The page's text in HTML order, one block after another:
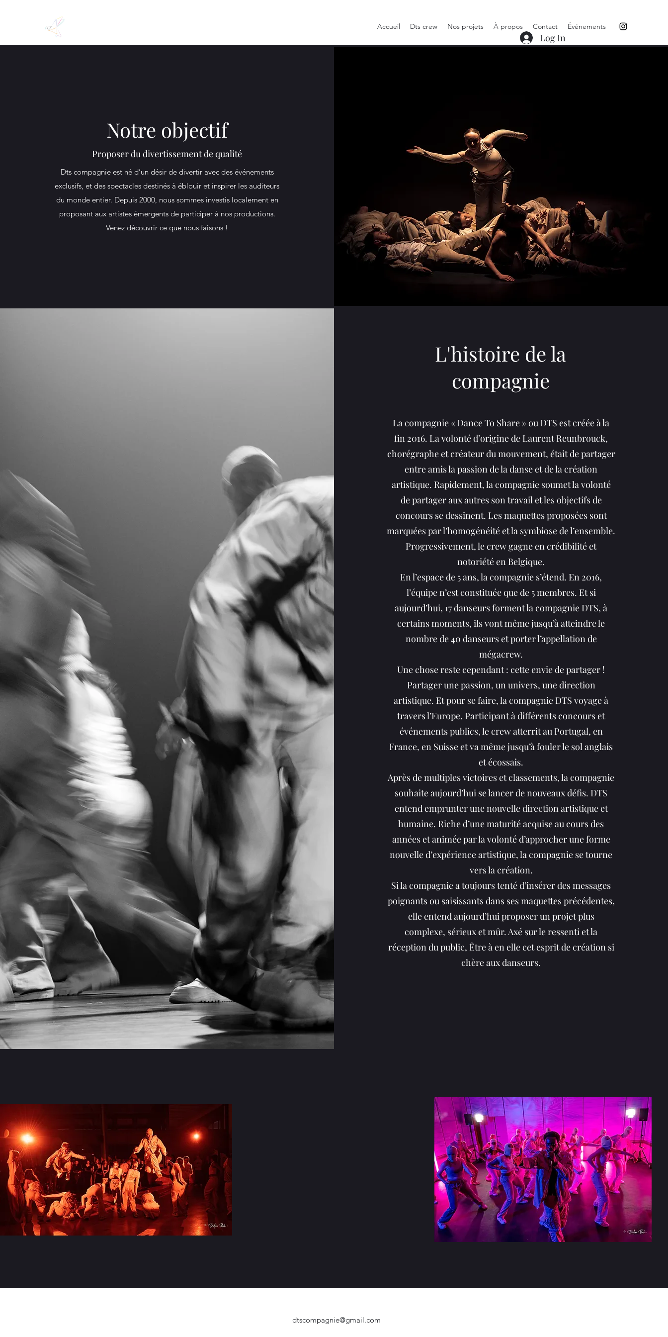
Accueil Dts crew Nos projets À propos Contact Événements
Log In
Notre objectif
Proposer du divertissement de qualité
Dts compagnie est né d’un désir de divertir avec des événements
exclusifs, et des spectacles destinés à éblouir et inspirer les auditeurs
du monde entier. Depuis 2000, nous sommes investis localement en
proposant aux artistes émergents de participer à nos productions.
Venez découvrir ce que nous faisons !
L'histoire de la
compagnie
La compagnie « Dance To Share » ou DTS est créée à la
fin 2016. La volonté d’origine de Laurent Reunbrouck,
chorégraphe et créateur du mouvement, était de partager
entre amis la passion de la danse et de la création
artistique. Rapidement, la compagnie soumet la volonté
de partager aux autres son travail et les objectifs de
concours se dessinent. Les maquettes proposées sont
marquées par l’homogénéité et la symbiose de l’ensemble.
Progressivement, le crew gagne en crédibilité et
notoriété en Belgique.
En l’espace de 5 ans, la compagnie s’étend. En 2016,
l’équipe n’est constituée que de 5 membres. Et si
aujourd’hui, 17 danseurs forment la compagnie DTS, à
certains moments, ils vont même jusqu’à atteindre le
nombre de 40 danseurs et porter l’appellation de
mégacrew.
Une chose reste cependant : cette envie de partager !
Partager une passion, un univers, une direction
artistique. Et pour se faire, la compagnie DTS voyage à
travers l’Europe. Participant à différents concours et
événements publics, le crew atterrit au Portugal, en
France, en Suisse et va même jusqu’à fouler le sol anglais
et écossais.
Après de multiples victoires et classements, la compagnie
souhaite aujourd’hui se lancer de nouveaux défis. DTS
entend emprunter une nouvelle direction artistique et
humaine. Riche d’une maturité acquise au cours des
années et animée par la volonté d’approcher une forme
nouvelle d’expérience artistique, la compagnie se tourne
vers la création.
Si la compagnie a toujours tenté d’insérer des messages
poignants ou saisissants dans ses maquettes précédentes,
elle entend aujourd’hui proposer un projet plus
complexe, sérieux et mûr. Axé sur le ressenti et la
réception du public, Être à en elle cet esprit de création si
chère aux danseurs.
dtscompagnie@gmail.com